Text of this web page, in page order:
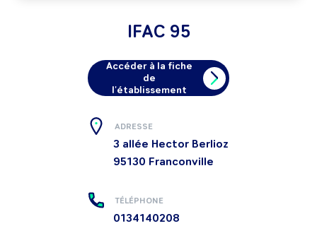
IFAC 95
Accéder à la fiche
de
l'établissement
ADRESSE
3 allée Hector Berlioz
95130 Franconville
TÉLÉPHONE
0134140208